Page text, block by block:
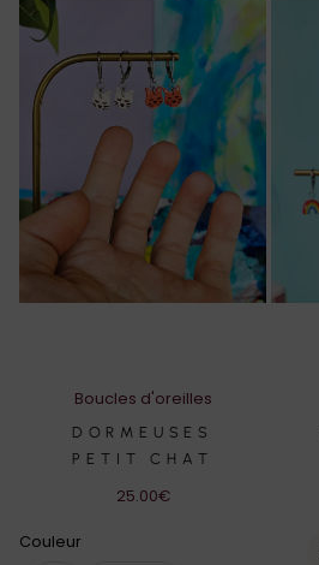
Boucles d'oreilles
DORMEUSES
PETIT CHAT
25.00€
Couleur